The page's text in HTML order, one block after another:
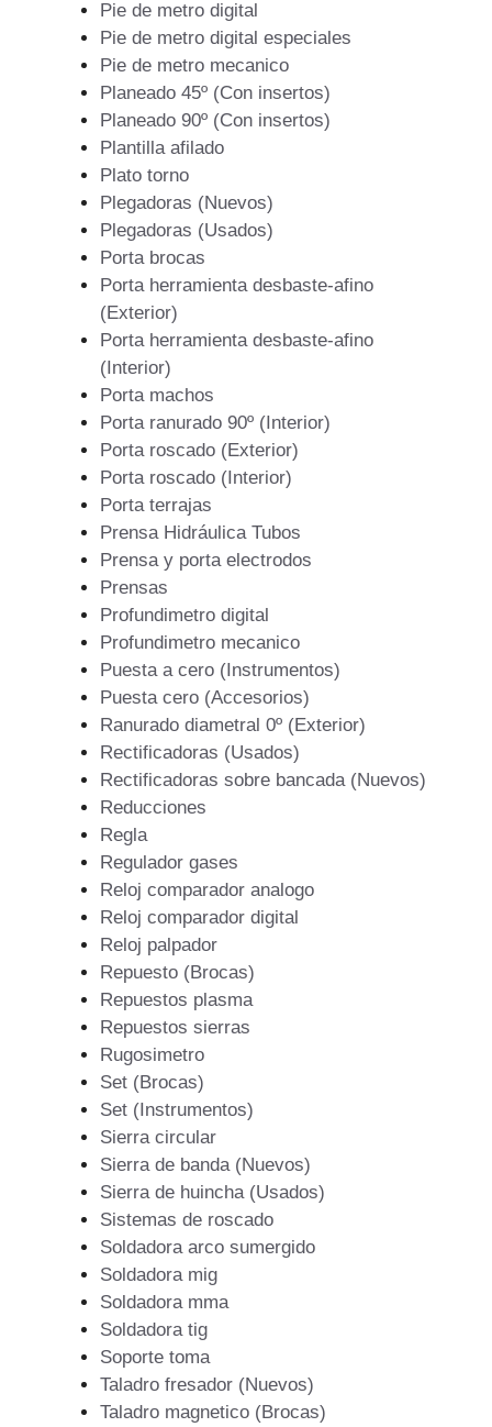
Pie de metro digital
Pie de metro digital especiales
Pie de metro mecanico
Planeado 45º (Con insertos)
Planeado 90º (Con insertos)
Plantilla afilado
Plato torno
Plegadoras (Nuevos)
Plegadoras (Usados)
Porta brocas
Porta herramienta desbaste-afino
(Exterior)
Porta herramienta desbaste-afino
(Interior)
Porta machos
Porta ranurado 90º (Interior)
Porta roscado (Exterior)
Porta roscado (Interior)
Porta terrajas
Prensa Hidráulica Tubos
Prensa y porta electrodos
Prensas
Profundimetro digital
Profundimetro mecanico
Puesta a cero (Instrumentos)
Puesta cero (Accesorios)
Ranurado diametral 0º (Exterior)
Rectificadoras (Usados)
Rectificadoras sobre bancada (Nuevos)
Reducciones
Regla
Regulador gases
Reloj comparador analogo
Reloj comparador digital
Reloj palpador
Repuesto (Brocas)
Repuestos plasma
Repuestos sierras
Rugosimetro
Set (Brocas)
Set (Instrumentos)
Sierra circular
Sierra de banda (Nuevos)
Sierra de huincha (Usados)
Sistemas de roscado
Soldadora arco sumergido
Soldadora mig
Soldadora mma
Soldadora tig
Soporte toma
Taladro fresador (Nuevos)
Taladro magnetico (Brocas)